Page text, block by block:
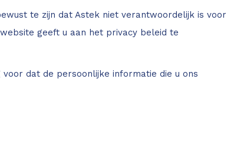
te zijn dat Astek niet verantwoordelijk is voor
geeft u aan het privacy beleid te
dat de persoonlijke informatie die u ons